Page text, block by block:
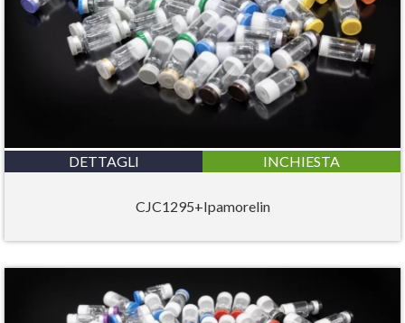
DETTAGLI INCHIESTA
CJC1295+Ipamorelin